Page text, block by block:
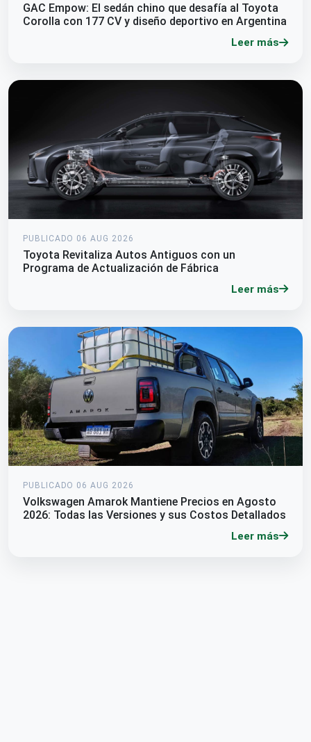
GAC Empow: El sedán chino que desafía al Toyota
Corolla con 177 CV y diseño deportivo en Argentina
Leer más
PUBLICADO 06 AUG 2026
Toyota Revitaliza Autos Antiguos con un
Programa de Actualización de Fábrica
Leer más
PUBLICADO 06 AUG 2026
Volkswagen Amarok Mantiene Precios en Agosto
2026: Todas las Versiones y sus Costos Detallados
Leer más